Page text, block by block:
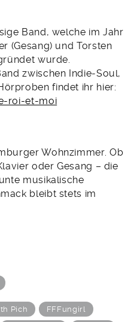
Band, welche im Jahr
(Gesang) und Torsten
wurde.
zwischen Indie-Soul,
findet ihr hier:
roi-et-moi
Wohnzimmer. Ob
oder Gesang – die
musikalische
bleibt stets im
Pich FFFungirl